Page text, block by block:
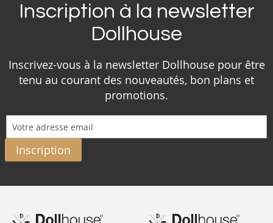
Inscription à la newsletter
Dollhouse
Inscrivez-vous à la newsletter Dollhouse pour être
tenu au courant des nouveautés, bon plans et
promotions.
Inscription